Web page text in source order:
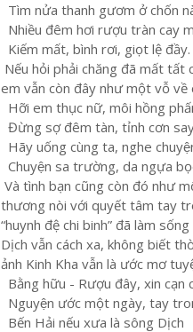
Tìm nửa thanh gươm ở chốn
Nhiều đêm hơi rượu tràn cay
Kiếm mất, bình rơi, giọt lệ đầy.
Nếu hỏi phải chăng đã mất tất
em vẫn còn đây như một vỗ về
Hỡi em thục nữ, môi hồng
Đừng sợ đêm tàn, tỉnh cơn
Hãy uống cùng ta, nghe
Chuyện sa trường, da ngựa
Và tình bạn cũng còn đó như
thương nòi với quyết tâm tay
“huynh đệ chi binh” đã làm
Dịch vẫn cách xa, không biết
ảnh Kinh Kha vẫn là ước mơ
Bằng hữu - Rượu đây, xin cạn
Nguyện ước một ngày, tay
Bến Hải nếu xưa là sông Dịch